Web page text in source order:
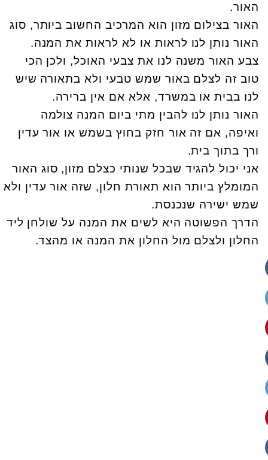
האור.
האור בצילום מזון הוא המרכיב החשוב ביותר, סוג
האור נותן לנו לראות או לא לראות את המנה.
צבע האור משנה לנו את צבעי האוכל, ולכן הכי
טוב זה לצלם באור שמש טבעי ולא בתאורה שיש
לנו בבית או במשרד, אלא אם אין ברירה.
האור נותן לנו להבין מתי ביום המנה צולמה
ואיפה, אם זה אור חזק בחוץ בשמש או אור עדין
ורך בתוך בית.
אני יכול להגיד שבכל שנותי כצלם מזון, סוג האור
המומלץ ביותר הוא תאורת חלון, שזה אור עדין ולא
שמש ישירה שנכנסת.
הדרך הפשוטה היא לשים את המנה על שולחן ליד
החלון ולצלם מול החלון את המנה או מהצד.